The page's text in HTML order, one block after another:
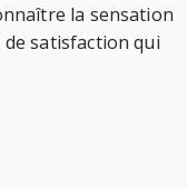
la sensation
satisfaction qui